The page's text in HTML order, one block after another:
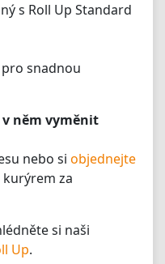
s Roll Up Standard
snadnou
něm vyměnit
nebo si objednejte
za
si naši
Up.